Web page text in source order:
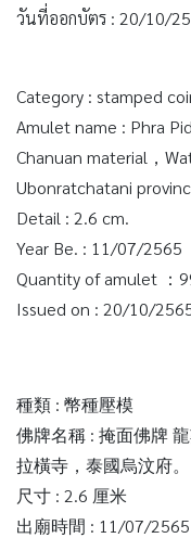
วันที่ออกบัตร : 20/10/
Category : stamped
Amulet name : Phra
Chanuan material，
Ubonratchatani
Detail : 2.6 cm.
Year Be. : 11/07/2565
Quantity of amulet ：
Issued on : 20/10/
種類 : 幣種壓模
佛牌名稱 : 掩面佛牌
拉橫寺，泰國烏汶府。
尺寸 : 2.6 厘米
出廟時間 : 11/07/2565